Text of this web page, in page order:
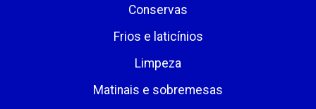
Conservas
Frios e laticínios
Limpeza
Matinais e sobremesas